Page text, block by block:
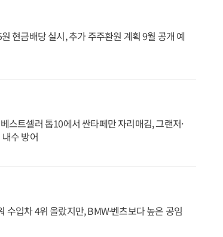
현금배당 실시, 추가 주주환원 계획 9월 공개 예
스트셀러 톱10에서 싼타페만 자리매김, 그랜저·
수 방어
수입차 4위 올랐지만, BMW·벤츠보다 높은 공임